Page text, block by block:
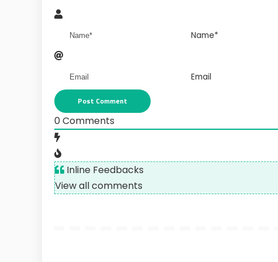
Name*
Email
0Comments
Inline Feedbacks
View all comments